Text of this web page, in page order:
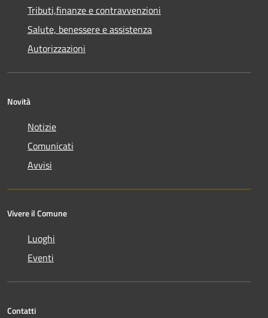
Tributi,finanze e contravvenzioni
Salute, benessere e assistenza
Autorizzazioni
Novità
Notizie
Comunicati
Avvisi
Vivere il Comune
Luoghi
Eventi
Contatti